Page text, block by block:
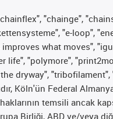
"chainge",
"e-loop",
what moves",
"polymore",
dryway",
Köln'ün Federal
temsili ancak
Birliği, ABD ve/veya